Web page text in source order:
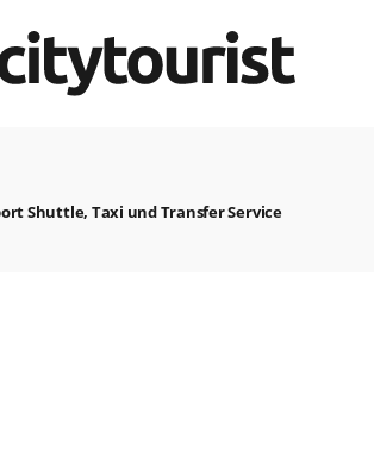
Shuttle, Taxi und Transfer Service